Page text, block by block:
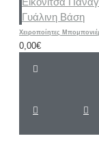
0,00€